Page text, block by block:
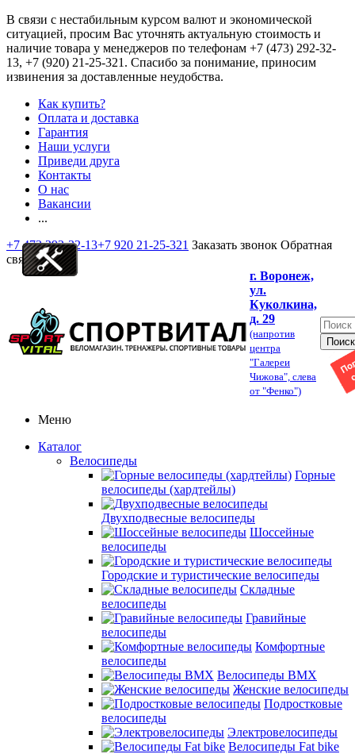
В связи с нестабильным курсом валют и экономической
ситуацией, просим Вас уточнять актуальную стоимость и
наличие товара у менеджеров по телефонам +7 (473) 292-32-
13, +7 (920) 21-25-321 . Спасибо за понимание, приносим
извинения за доставленные неудобства.
Как купить?
Оплата и доставка
Гарантия
Наши услуги
Приведи друга
Контакты
О нас
Вакансии
...
+7 473 292-32-13+7 920 21-25-321 Заказать звонок Обратная
связь
г. Воронеж,
ул.
Куколкина,
д. 29
(напротив
центра
"Галереи
Чижова", слева
от "Фенко")
Меню
Каталог
Велосипеды
Горные
велосипеды (хардтейлы)
Двухподвесные велосипеды
Шоссейные
велосипеды
Городские и туристические велосипеды
Складные
велосипеды
Гравийные
велосипеды
Комфортные
велосипеды
Велосипеды BMX
Женские велосипеды
Подростковые
велосипеды
Электровелосипеды
Велосипеды Fat bike